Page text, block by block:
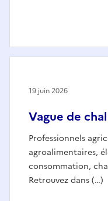
Vague de
Professionnels
agroalimentaires,
consommation,
Retrouvez dans (…)
19 juin 2026